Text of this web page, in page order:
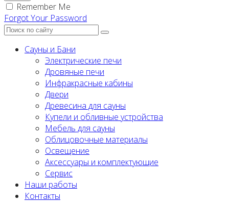
Remember Me
Forgot Your Password
Сауны и Бани
Электрические печи
Дровяные печи
Инфракрасные кабины
Двери
Древесина для сауны
Купели и обливные устройства
Мебель для сауны
Облицовочные материалы
Освещение
Аксессуары и комплектующие
Сервис
Наши работы
Контакты